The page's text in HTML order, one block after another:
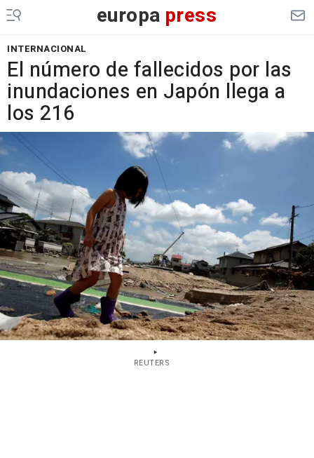
europa press
INTERNACIONAL
El número de fallecidos por las
inundaciones en Japón llega a
los 216
REUTERS